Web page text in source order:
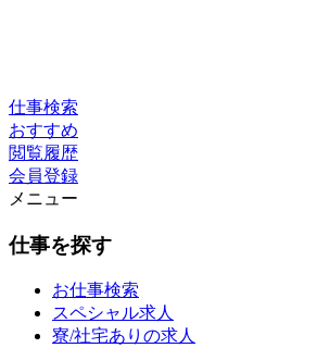
仕事検索
おすすめ
閲覧履歴
会員登録
メニュー
仕事を探す
お仕事検索
スペシャル求人
寮/社宅ありの求人